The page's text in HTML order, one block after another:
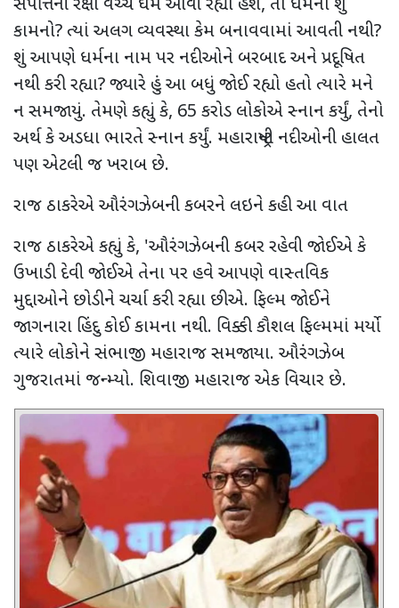
સંપત્તિની રક્ષા વચ્ચે ઘર્મ આવી રહ્યો હશે, તો ધર્મનો શું
કામનો? ત્યાં અલગ વ્યવસ્થા કેમ બનાવવામાં આવતી નથી?
શું આપણે ધર્મના નામ પર નદીઓને બરબાદ અને પ્રદૂષિત
નથી કરી રહ્યા?જ્યારે હું આ બધું જોઈ રહ્યો હતો ત્યારે મને
ન સમજાયું. તેમણે કહ્યું કે, 65 કરોડ લોકોએ સ્નાન કર્યું, તેનો
અર્થ કેઅડધા ભારતે સ્નાન કર્યું. મહારાષ્ટ્રની નદીઓની હાલત
પણ એટલી જ ખરાબ છે.
રાજ ઠાકરેએ ઔરંગઝેબની કબરને લઇને કહી આ વાત
રાજ ઠાકરેએ કહ્યું કે, 'ઔરંગઝેબની કબર રહેવી જોઈએ કે
ઉખાડી દેવી જોઈએ તેના પર હવે આપણે વાસ્તવિક
મુદ્દાઓને છોડીને ચર્ચા કરી રહ્યા છીએ. ફિલ્મ જોઈને
જાગનારા હિંદુ કોઈ કામના નથી. વિક્કી કૌશલ ફિલ્મમાં મર્યો
ત્યારે લોકોને સંભાજી મહારાજ સમજાયા. ઔરંગઝેબ
ગુજરાતમાં જન્મ્યો. શિવાજી મહારાજ એક વિચાર છે.